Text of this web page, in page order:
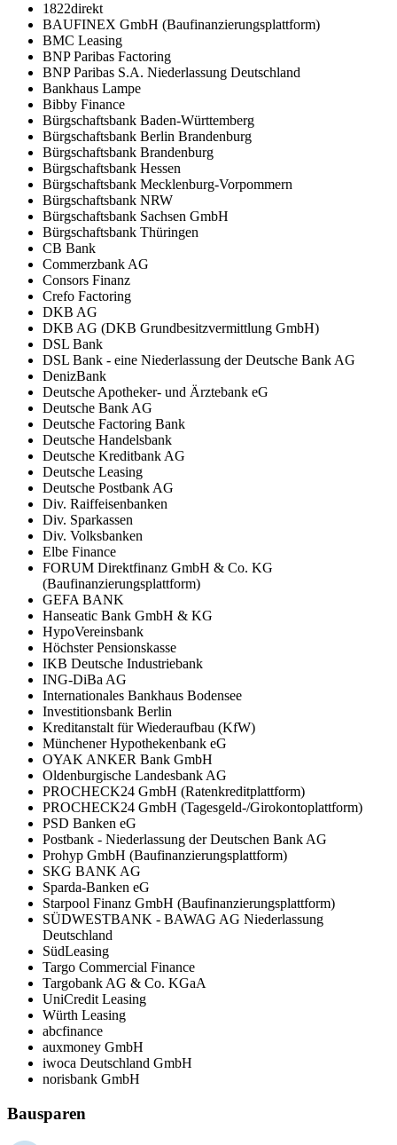
1822direkt
BAUFINEX GmbH (Baufinanzierungsplattform)
BMC Leasing
BNP Paribas Factoring
BNP Paribas S.A. Niederlassung Deutschland
Bankhaus Lampe
Bibby Finance
Bürgschaftsbank Baden-Württemberg
Bürgschaftsbank Berlin Brandenburg
Bürgschaftsbank Brandenburg
Bürgschaftsbank Hessen
Bürgschaftsbank Mecklenburg-Vorpommern
Bürgschaftsbank NRW
Bürgschaftsbank Sachsen GmbH
Bürgschaftsbank Thüringen
CB Bank
Commerzbank AG
Consors Finanz
Crefo Factoring
DKB AG
DKB AG (DKB Grundbesitzvermittlung GmbH)
DSL Bank
DSL Bank - eine Niederlassung der Deutsche Bank AG
DenizBank
Deutsche Apotheker- und Ärztebank eG
Deutsche Bank AG
Deutsche Factoring Bank
Deutsche Handelsbank
Deutsche Kreditbank AG
Deutsche Leasing
Deutsche Postbank AG
Div. Raiffeisenbanken
Div. Sparkassen
Div. Volksbanken
Elbe Finance
FORUM Direktfinanz GmbH & Co. KG
(Baufinanzierungsplattform)
GEFA BANK
Hanseatic Bank GmbH & KG
HypoVereinsbank
Höchster Pensionskasse
IKB Deutsche Industriebank
ING-DiBa AG
Internationales Bankhaus Bodensee
Investitionsbank Berlin
Kreditanstalt für Wiederaufbau (KfW)
Münchener Hypothekenbank eG
OYAK ANKER Bank GmbH
Oldenburgische Landesbank AG
PROCHECK24 GmbH (Ratenkreditplattform)
PROCHECK24 GmbH (Tagesgeld-/Girokontoplattform)
PSD Banken eG
Postbank - Niederlassung der Deutschen Bank AG
Prohyp GmbH (Baufinanzierungsplattform)
SKG BANK AG
Sparda-Banken eG
Starpool Finanz GmbH (Baufinanzierungsplattform)
SÜDWESTBANK - BAWAG AG Niederlassung
Deutschland
SüdLeasing
Targo Commercial Finance
Targobank AG & Co. KGaA
UniCredit Leasing
Würth Leasing
abcfinance
auxmoney GmbH
iwoca Deutschland GmbH
norisbank GmbH
Bausparen